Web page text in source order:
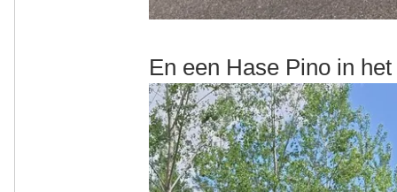
En een Hase Pino in